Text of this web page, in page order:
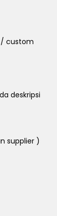
/ custom
deskripsi
supplier )